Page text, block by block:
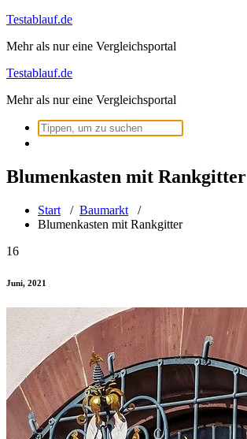
Zum
springen
Testablauf.de
Mehr als nur eine Vergleichsportal
Testablauf.de
Mehr als nur eine Vergleichsportal
Suchen
nach:
Blumenkasten mit Rankgitter
Start / Baumarkt /
Blumenkasten mit Rankgitter
16
Juni, 2021